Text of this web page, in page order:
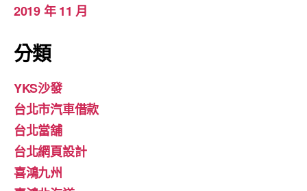
2019 年 11 月
分類
YKS沙發
台北市汽車借款
台北當舖
台北網頁設計
喜鴻九州